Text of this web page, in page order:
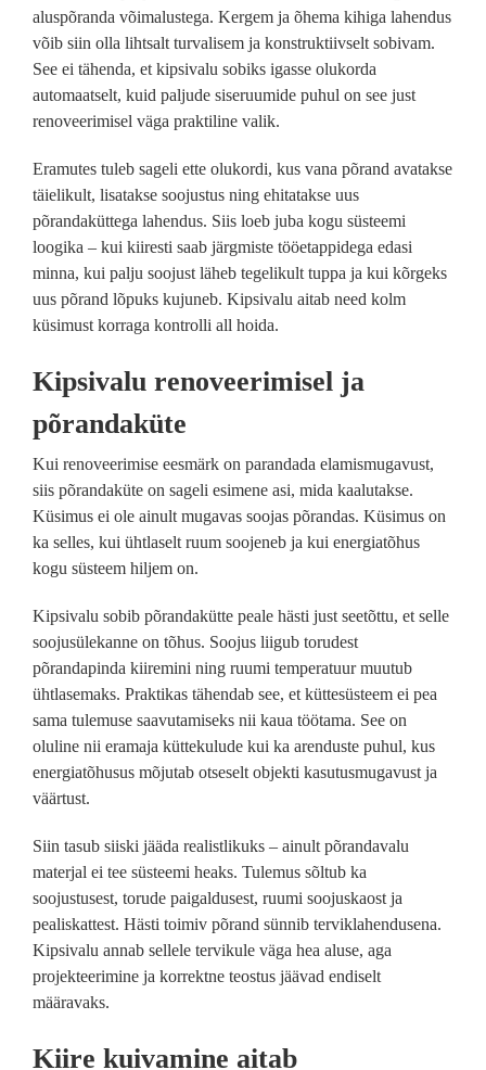
aluspõranda võimalustega. Kergem ja õhema kihiga lahendus
võib siin olla lihtsalt turvalisem ja konstruktiivselt sobivam.
See ei tähenda, et kipsivalu sobiks igasse olukorda
automaatselt, kuid paljude siseruumide puhul on see just
renoveerimisel väga praktiline valik.
Eramutes tuleb sageli ette olukordi, kus vana põrand avatakse
täielikult, lisatakse soojustus ning ehitatakse uus
põrandaküttega lahendus. Siis loeb juba kogu süsteemi
loogika – kui kiiresti saab järgmiste tööetappidega edasi
minna, kui palju soojust läheb tegelikult tuppa ja kui kõrgeks
uus põrand lõpuks kujuneb. Kipsivalu aitab need kolm
küsimust korraga kontrolli all hoida.
Kipsivalu renoveerimisel ja
põrandaküte
Kui renoveerimise eesmärk on parandada elamismugavust,
siis põrandaküte on sageli esimene asi, mida kaalutakse.
Küsimus ei ole ainult mugavas soojas põrandas. Küsimus on
ka selles, kui ühtlaselt ruum soojeneb ja kui energiatõhus
kogu süsteem hiljem on.
Kipsivalu sobib põrandakütte peale hästi just seetõttu, et selle
soojusülekanne on tõhus. Soojus liigub torudest
põrandapinda kiiremini ning ruumi temperatuur muutub
ühtlasemaks. Praktikas tähendab see, et küttesüsteem ei pea
sama tulemuse saavutamiseks nii kaua töötama. See on
oluline nii eramaja küttekulude kui ka arenduste puhul, kus
energiatõhusus mõjutab otseselt objekti kasutusmugavust ja
väärtust.
Siin tasub siiski jääda realistlikuks – ainult põrandavalu
materjal ei tee süsteemi heaks. Tulemus sõltub ka
soojustusest, torude paigaldusest, ruumi soojuskaost ja
pealiskattest. Hästi toimiv põrand sünnib terviklahendusena.
Kipsivalu annab sellele tervikule väga hea aluse, aga
projekteerimine ja korrektne teostus jäävad endiselt
määravaks.
Kiire kuivamine aitab